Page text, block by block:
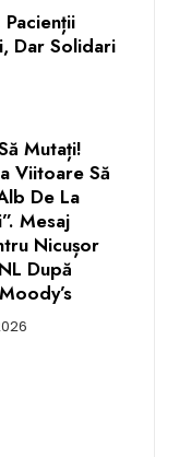
Dar Solidari
Mutați!
Viitoare Să
De La
Mesaj
Nicușor
După